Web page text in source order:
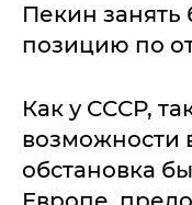
Пекин
позицию по
Как у СССР,
возможности
обстановка